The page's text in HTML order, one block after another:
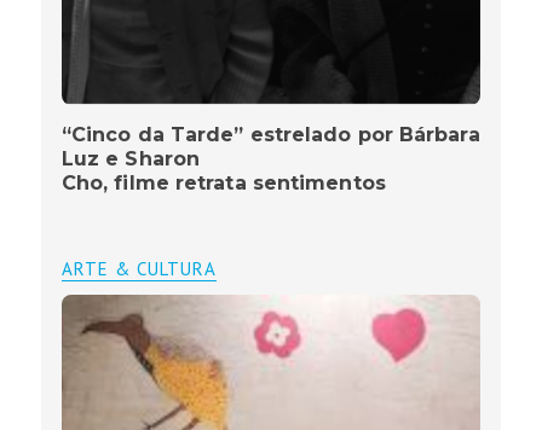
“Cinco da Tarde” estrelado por Bárbara
Luz e Sharon
Cho, filme retrata sentimentos
ARTE & CULTURA